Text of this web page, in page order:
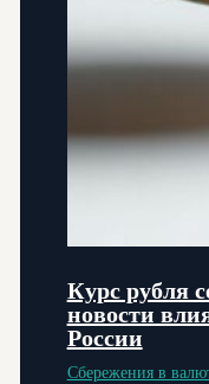
Курс рубля
новости
России
Сбережения в